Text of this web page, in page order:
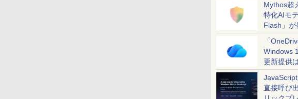
Mythos超
特化AIモ
Flash」が
「
Windows
更新提供
直接呼び